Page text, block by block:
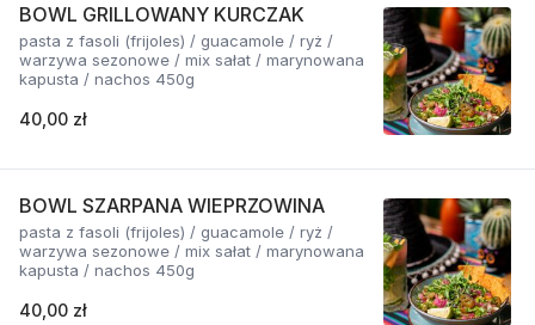
BOWL GRILLOWANY KURCZAK
pasta z fasoli (frijoles) / guacamole / ryż /
warzywa sezonowe / mix sałat / marynowana
kapusta / nachos 450g
40,00 zł
BOWL SZARPANA WIEPRZOWINA
pasta z fasoli (frijoles) / guacamole / ryż /
warzywa sezonowe / mix sałat / marynowana
kapusta / nachos 450g
40,00 zł